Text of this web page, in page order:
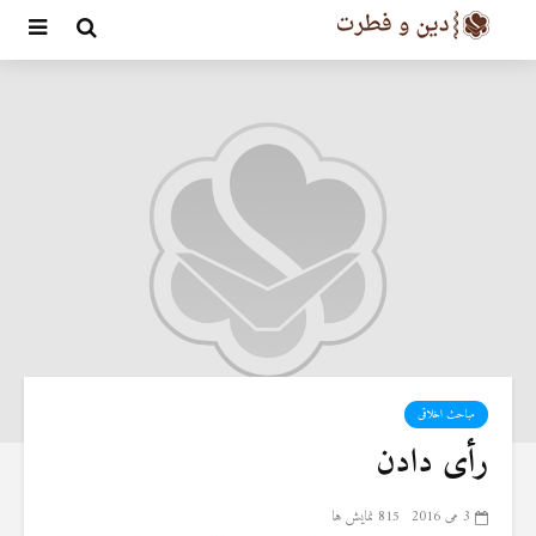
مباحث اخلاقی
رأی دادن
3 می 2016 815 نمایش ها